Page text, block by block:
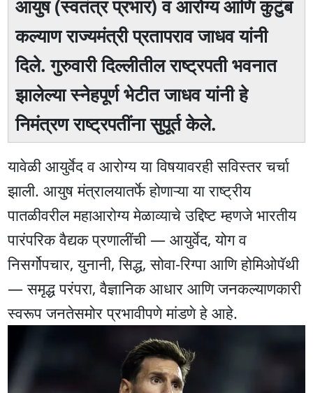
आयुष (स्वतंत्र प्रभार) व आरोग्य आणि कुटुंब
कल्याण राज्यमंत्री प्रतापराव जाधव यांनी
दिले. गुरुवारी दिल्लीतील राष्ट्रपती भवनात
झालेल्या स्नेहपूर्ण भेटीत जाधव यांनी हे
निमंत्रण राष्ट्रपतींना सुपूर्त केले.
यावेळी आयुर्वेद व आरोग्य या विषयावरही सविस्तर चर्चा
झाली. आयुष मंत्रालयातर्फे होणाऱ्या या राष्ट्रीय
पातळीवरील महाआरोग्य मेळाव्याचे उद्दिष्ट म्हणजे भारतीय
पारंपरिक वैद्यक प्रणालींची — आयुर्वेद, योग व
निसर्गोपचार, युनानी, सिद्ध, सोवा-रिग्पा आणि होमिओपॅथी
— समृद्ध परंपरा, वैज्ञानिक आधार आणि जनकल्याणकारी
स्वरूप जनतेसमोर प्रभावीपणे मांडणे हे आहे.